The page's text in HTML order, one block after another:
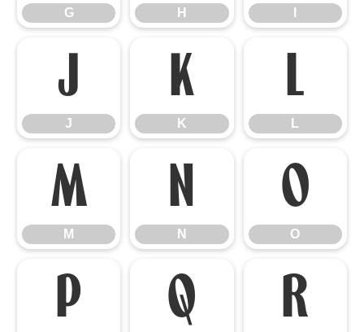
G H
J
J
K
K
L
L
M
M
N
N
O
O
P Q R